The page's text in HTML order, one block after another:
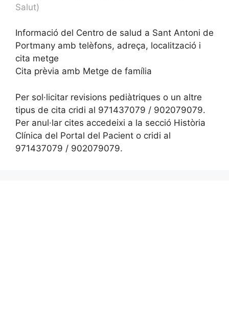
Salut)
Informació del Centro de salud a Sant Antoni de
Portmany amb telèfons, adreça, localització i
cita metge
Cita prèvia amb Metge de família
Per sol·licitar revisions pediàtriques o un altre
tipus de cita cridi al 971437079 / 902079079.
Per anul·lar cites accedeixi a la secció Història
Clínica del Portal del Pacient o cridi al
971437079 / 902079079.